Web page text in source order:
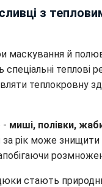
з
маскування й
теплові
теплокровну
- миші, полівки,
за рік може знищити
стають